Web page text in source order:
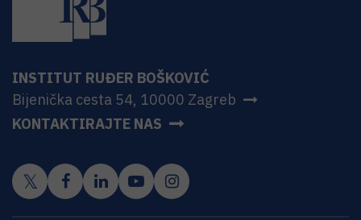
INSTITUT RUĐER BOŠKOVIĆ
Bijenička cesta 54, 10000 Zagreb
KONTAKTIRAJTE NAS